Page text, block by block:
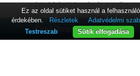
Adatvédelmi irányelvek
Cookie-kra vonatkozó
Sună Acum
Ez az oldal sütiket használ a
érdekében.
Részletek
Adatvédelmi
Sütik elfogadása
Testreszab